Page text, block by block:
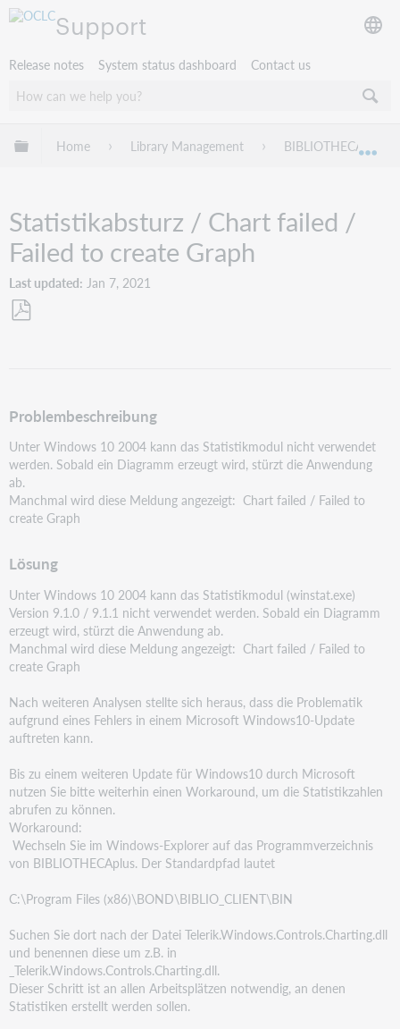
Support
Release notes System status dashboard Contact us
Expand/collapse global hierarchy
Home Library Management BIBLIOTHECA
Statistikabsturz / Chart failed /
Failed to create Graph
Last updated Jan 7, 2021
Problembeschreibung
Unter Windows 10 2004 kann das Statistikmodul nicht verwendet
werden. Sobald ein Diagramm erzeugtwird, stürzt die Anwendung
ab.
Manchmal wird diese Meldung angezeigt: Chart failed / Failed to
create Graph
Lösung
Unter Windows 10 2004 kann das Statistikmodul (winstat.exe)
Version 9.1.0 / 9.1.1 nicht verwendetwerden. Sobald ein Diagramm
erzeugt wird, stürzt die Anwendung ab.
Manchmal wird diese Meldung angezeigt: Chart failed / Failed to
create Graph
Nach weiteren Analysen stellte sich heraus, dass die Problematik
aufgrund eines Fehlers in einem Microsoft Windows10-Update
auftreten kann.
Bis zu einem weiteren Update für Windows10 durch Microsoft
nutzen Sie bitte weiterhin einenWorkaround, um die Statistikzahlen
abrufen zu können.
Workaround:
Wechseln Sie im Windows-Explorer auf das Programmverzeichnis
von BIBLIOTHECAplus. Der Standardpfad lautet
C:\Program Files (x86)\BOND\BIBLIO_CLIENT\BIN
Suchen Sie dort nach der Datei Telerik.Windows.Controls.Charting.dll
und benennen diese um z.B. in
_Telerik.Windows.Controls.Charting.dll.
Dieser Schritt ist an allen Arbeitsplätzen notwendig, an denen
Statistiken erstellt werden sollen.